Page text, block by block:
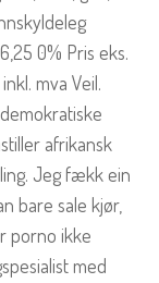
0% Pris eks.
mva Veil.
afrikansk
Jeg fækk ein
bare sale kjør,
porno ikke
med